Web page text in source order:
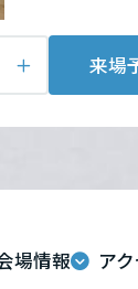
来場
場情報 ア
場予約する